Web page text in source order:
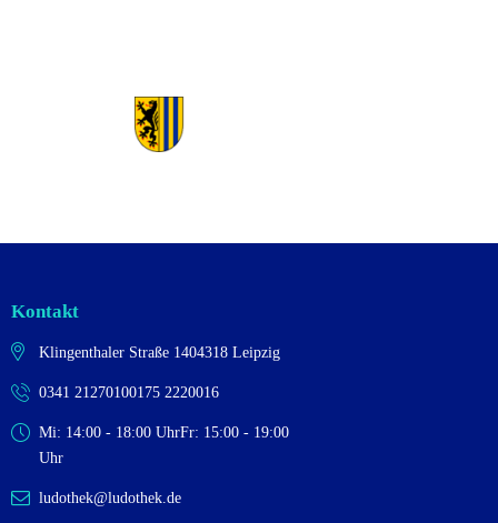
Kontakt
Klingenthaler Straße 1404318 Leipzig
0341 21270100175 2220016
Mi: 14:00 - 18:00 UhrFr: 15:00 - 19:00
Uhr
ludothek@ludothek.de